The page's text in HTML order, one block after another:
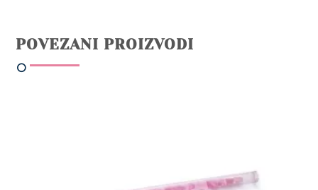
POVEZANI PROIZVODI